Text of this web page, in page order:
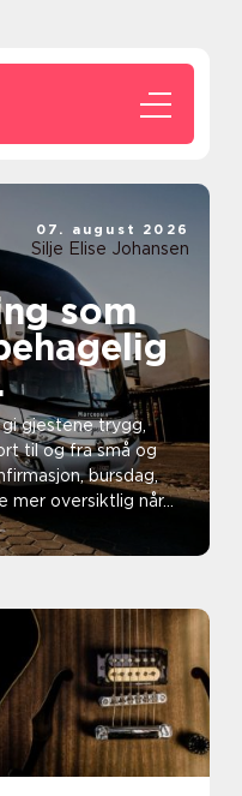
som
gjestene trygg,
til og fra små og
bursdag,
mer oversiktlig når...
07. august 2026
Silje Elise Johansen